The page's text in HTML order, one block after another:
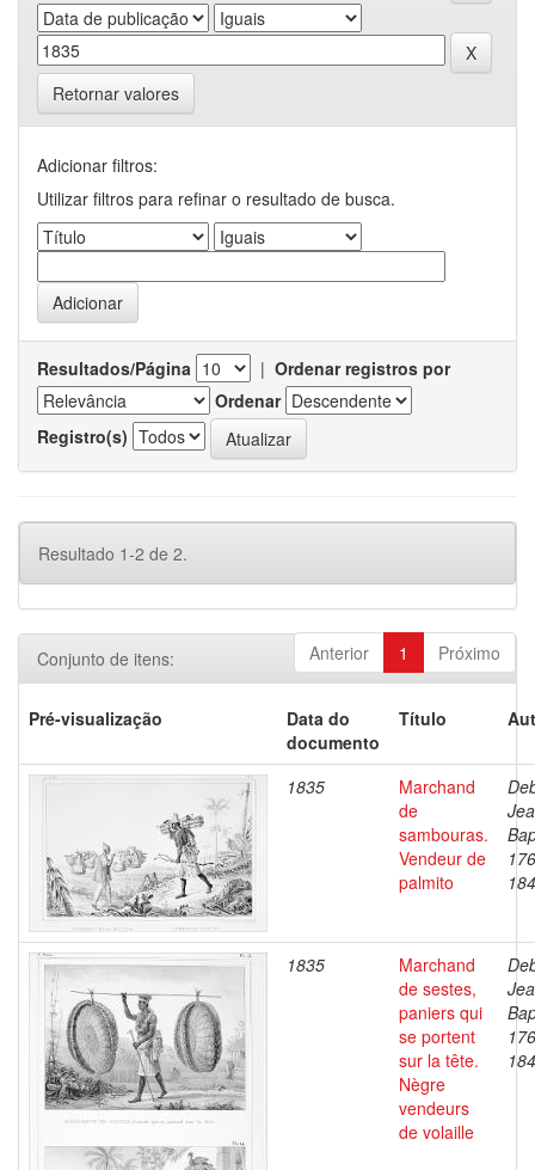
Retornar valores
Adicionar filtros:
Utilizar filtros para refinar o resultado de busca.
Resultados/Página | Ordenar registros por
Ordenar
Registro(s)
Resultado 1-2 de 2.
Anterior 1 Próximo
Conjunto de itens:
Pré-visualização
Data do
documento
Título
1835
Marchand
de
sambouras.
Vendeur de
palmito
1835
Marchand
de sestes,
paniers qui
se portent
sur la tête.
Nègre
vendeurs
de volaille